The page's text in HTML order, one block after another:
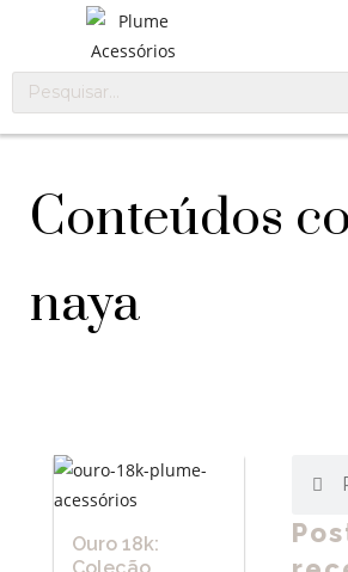
Conteúdos
naya
Ouro 18k: